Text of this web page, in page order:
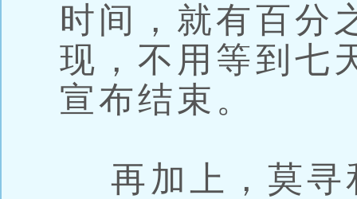
时间，就有百分
现，不用等到七
宣布结束。
再加上，莫寻